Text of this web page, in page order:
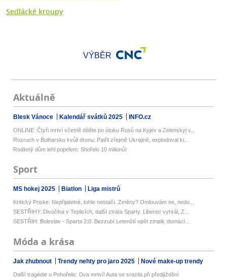
Sedlácké kroupy
VÝBĚR
Aktuálně
Blesk Vánoce Kalendář svátků 2025 INFO.cz
ONLINE: Čtyři mrtví včetně dítěte po útoku Rusů na Kyjev a Zelenskyj v...
Rozruch v Bulharsku kvůli dronu: Patřil zřejmě Ukrajině, explodoval ki...
Rodinný dům lehl popelem: Shořelo 10 milionů!
Sport
MS hokej 2025 Biatlon Liga mistrů
Kritický Priske: Nepřijatelné, tohle nestačí. Změny? Omlouvám se, nedo...
SESTŘIHY: Divočina v Teplicích, další ztráta Sparty. Liberec vyhrál, Z...
SESTŘIH: Boleslav - Sparta 2:0. Bezzubí Letenští opět ztratili, domácí...
Móda a krása
Jak zhubnout Trendy nehty pro jaro 2025 Nové make-up trendy
Další tragédie u Pohořelic: Dva mrtví! Auta se srazila při předjíždění